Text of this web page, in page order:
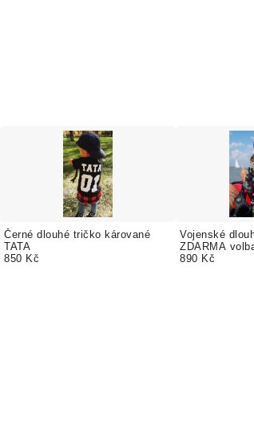
Černé dlouhé tričko kárované
TATA
850 Kč
Vojenské
ZDARMA
a čísla
890 Kč